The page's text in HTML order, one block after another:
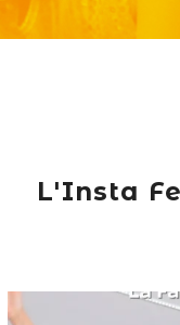
L'Insta